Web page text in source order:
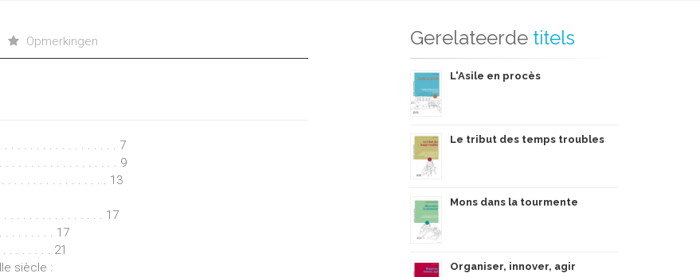
Opmerkingen
. . . . . . . . . . . . . . . . . 7
. . . . . . . . . . . . . . . . . 9
. . . . . . . . . . . . . . . . 13
. . . . . . . . . . . . . . . 17
. . . . . . . . 17
. . . . . . . 21
siècle :
Gerelateerde titels
L'Asile en procès
Le tribut des temps troubles
Mons dans la tourmente
Organiser, innover, agir